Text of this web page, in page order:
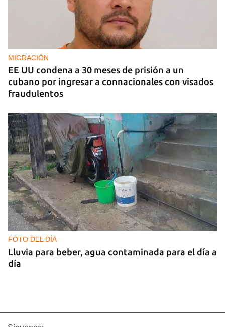
MIGRACIÓN
EE UU condena a 30 meses de prisión a un
cubano por ingresar a connacionales con visados
fraudulentos
FOTO DEL DÍA
Lluvia para beber, agua contaminada para el día a
día